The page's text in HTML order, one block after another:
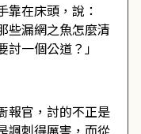
靠在床頭，說：
些漏網之魚怎麼清
一個公道？」
報官，討的不正是
諷刺得厲害，而從